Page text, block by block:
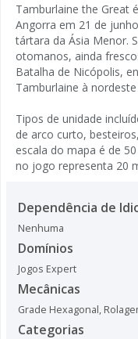
Tamburlaine the Great
Angorra em 21 de
tártara da Ásia Menor.
otomanos, ainda
Batalha de Nicópolis,
Tamburlaine à
Tipos de unidade
de arco curto,
escala do mapa é de
no jogo representa 20
Dependência de
Nenhuma
Domínios
Jogos Expert
Mecânicas
Grade Hexagonal,
Categorias